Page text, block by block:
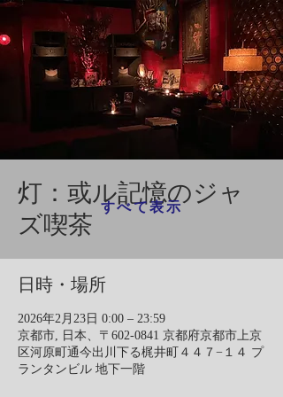
灯：或ル記憶のジャ
ズ喫茶
日時・場所
2026年2月23日 0:00 – 23:59
京都市, 日本、〒602-0841 京都府京都市上京
区河原町通今出川下る梶井町４４７−１４ プ
ランタンビル 地下一階
すべて表示